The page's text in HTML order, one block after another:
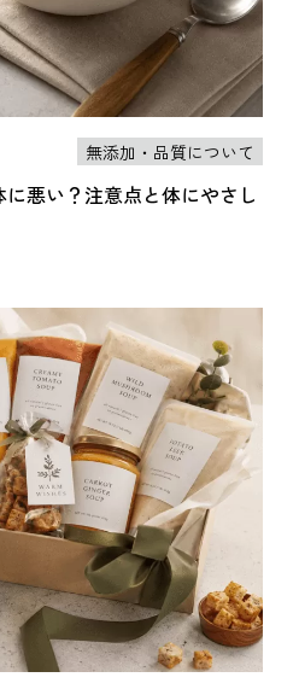
無添加・品質について
悪い？注意点と体にやさし